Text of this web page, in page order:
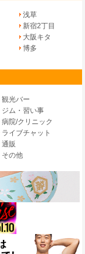
浅草
新宿2丁目
大阪キタ
博多
観光バー
ジム・習い事
病院/クリニック
ライブチャット
通販
その他